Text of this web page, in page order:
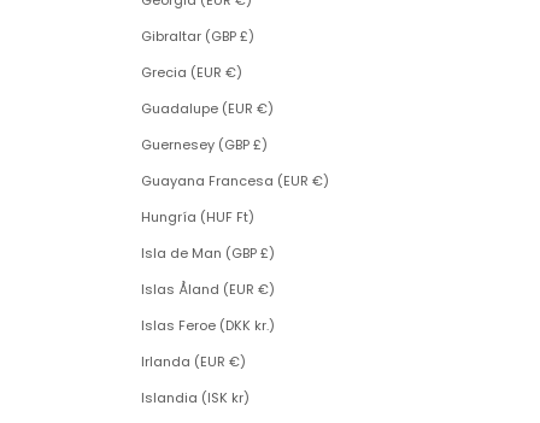
Gibraltar (GBP £)
Grecia (EUR €)
Guadalupe (EUR €)
Guernesey (GBP £)
Guayana Francesa (EUR €)
Hungría (HUF Ft)
Isla de Man (GBP £)
Islas Åland (EUR €)
Islas Feroe (DKK kr.)
Irlanda (EUR €)
Islandia (ISK kr)